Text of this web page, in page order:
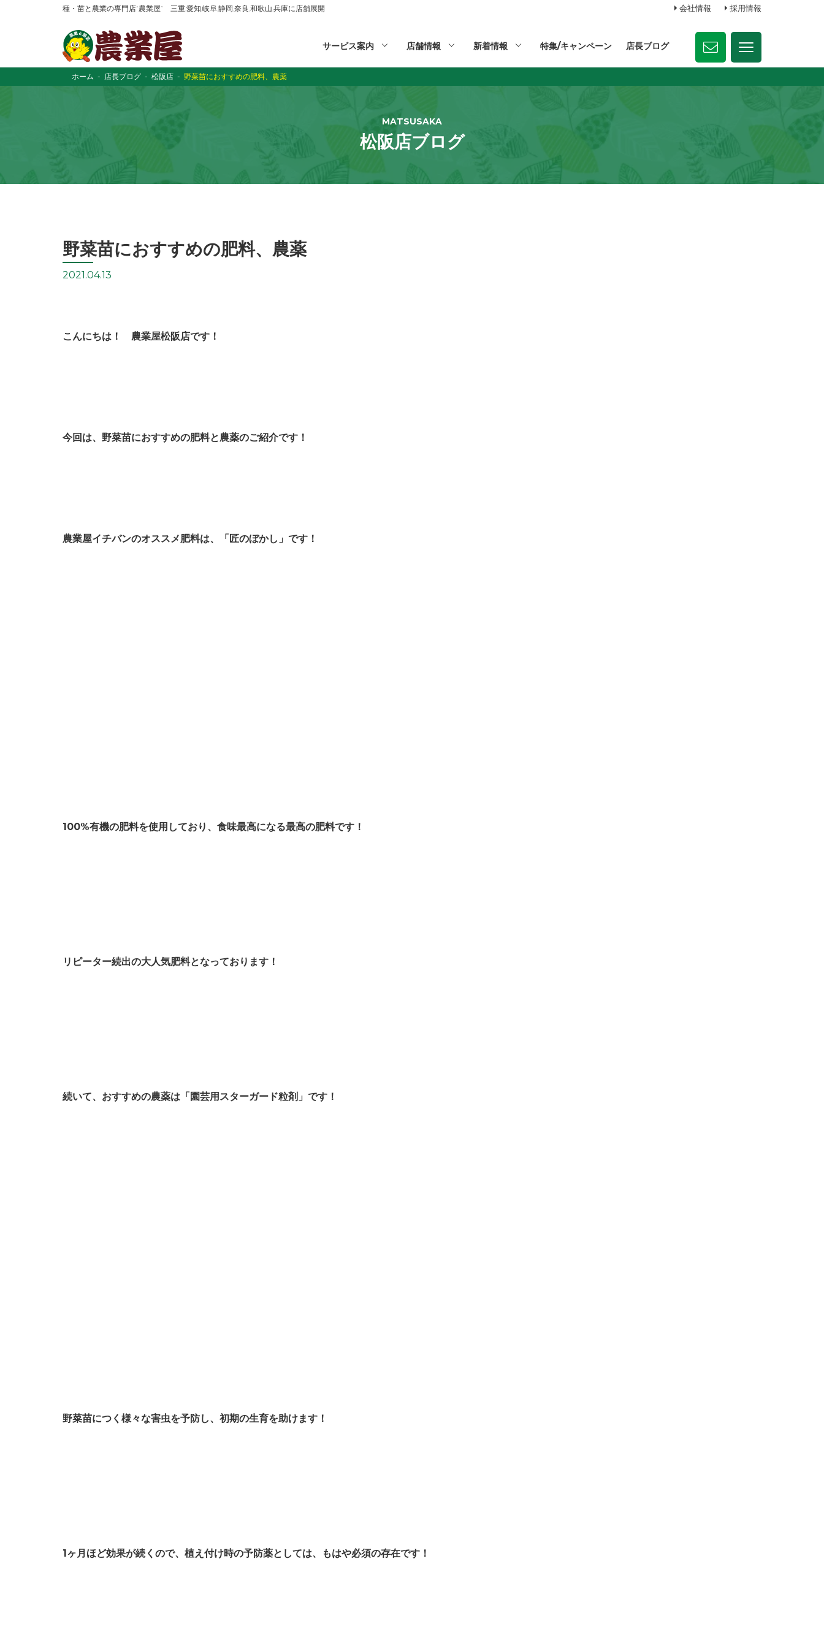
種・苗と農業の専門店“農業屋” 三重,愛知,岐阜,静岡,奈良,和歌山,兵庫に店舗展開 会社情報 採用情報
サービス案内 店舗情報 新着情報 特集/キャンペーン 店長ブログ
ホーム 店長ブログ 松阪店 野菜苗におすすめの肥料、農薬
MATSUSAKA
松阪店ブログ
野菜苗におすすめの肥料、農薬
2021.04.13
こんにちは！ 農業屋松阪店です！
今回は、野菜苗におすすめの肥料と農薬のご紹介です！
農業屋イチバンのオススメ肥料は、「匠のぼかし」です！
100%有機の肥料を使用しており、食味最高になる最高の肥料です！
リピーター続出の大人気肥料となっております！
続いて、おすすめの農薬は「園芸用スターガード粒剤」です！
野菜苗につく様々な害虫を予防し、初期の生育を助けます！
1ヶ月ほど効果が続くので、植え付け時の予防薬としては、もはや必須の存在です！